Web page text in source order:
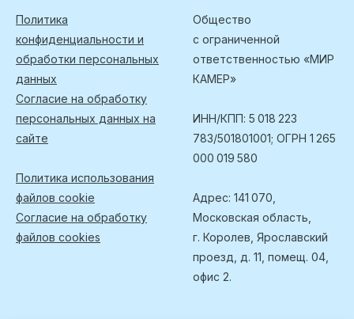
Политика
конфиденциальности и
обработки персональных
данных
Согласие на обработку
персональных данных на
сайте
Политика использования
файлов cookie
Согласие на обработку
файлов cookies
Общество
с ограниченной
ответственностью «МИР
КАМЕР»
ИНН/КПП: 5 018 223
783/501801001; ОГРН 1 265
000 019 580
Адрес: 141 070,
Московская область,
г. Королев, Ярославский
проезд, д. 11, помещ. 04,
офис 2.